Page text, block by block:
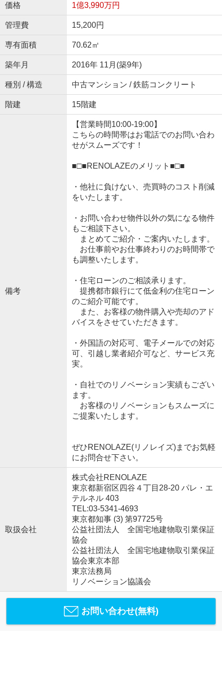
価格 1億3,990万円
管理費 15,200円
専有面積 70.62㎡
築年月 2016年 11月(築9年)
種別 / 構造 中古マンション / 鉄筋コンクリート
階建 15階建
備考
【営業時間10:00-19:00】
こちらの時間帯はお電話でのお問い合わ
せがスムーズです！
■□■RENOLAZEのメリット■□■
・他社に負けない、売買時のコスト削減
をいたします。
・お問い合わせ物件以外の気になる物件
もご相談下さい。
まとめてご紹介・ご案内いたします。
お仕事前やお仕事終わりのお時間帯で
も調整いたします。
・住宅ローンのご相談承ります。
提携都市銀行にて低金利の住宅ローン
のご紹介可能です。
また、お客様の物件購入や売却のアド
バイスをさせていただきます。
・外国語の対応可、電子メールでの対応
可、引越し業者紹介可など、サービス充
実。
・自社でのリノベーション実績もござい
ます。
お客様のリノベーションもスムーズに
ご提案いたします。
ぜひRENOLAZE(リノレイズ)までお気軽
にお問合せ下さい。
取扱会社
株式会社RENOLAZE
東京都新宿区四谷４丁目28-20 パレ・エ
テルネル 403
TEL:03-5341-4693
東京都知事 (3) 第97725号
公益社団法人 全国宅地建物取引業保証
協会
公益社団法人 全国宅地建物取引業保証
協会東京本部
東京法務局
リノベーション協議会
お問い合わせ(無料)